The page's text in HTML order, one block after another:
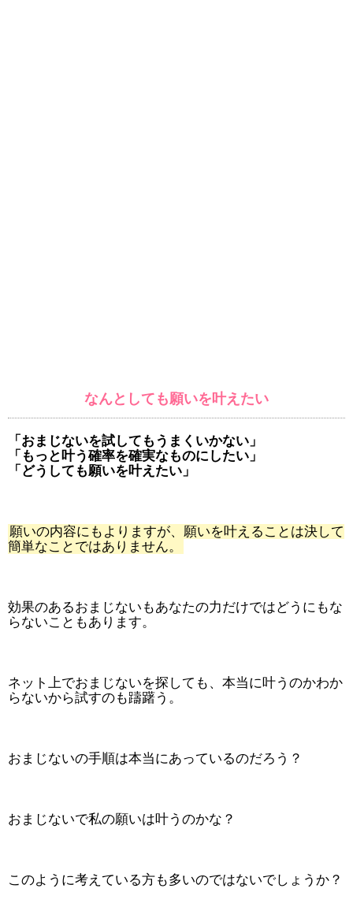
なんとしても願いを叶えたい
「おまじないを試してもうまくいかない」
「もっと叶う確率を確実なものにしたい」
「どうしても願いを叶えたい」
願いの内容にもよりますが、願いを叶えることは決して
簡単なことではありません。
効果のあるおまじないもあなたの力だけではどうにもな
らないこともあります。
ネット上でおまじないを探しても、本当に叶うのかわか
らないから試すのも躊躇う。
おまじないの手順は本当にあっているのだろう？
おまじないで私の願いは叶うのかな？
このように考えている方も多いのではないでしょうか？